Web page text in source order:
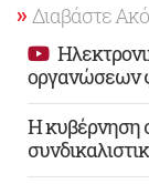
Διαβάστε
οργανώσεων
Η κυβέρνηση